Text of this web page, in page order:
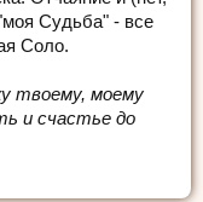
Судьба" - все
Соло.
твоему, моему
и счастье до